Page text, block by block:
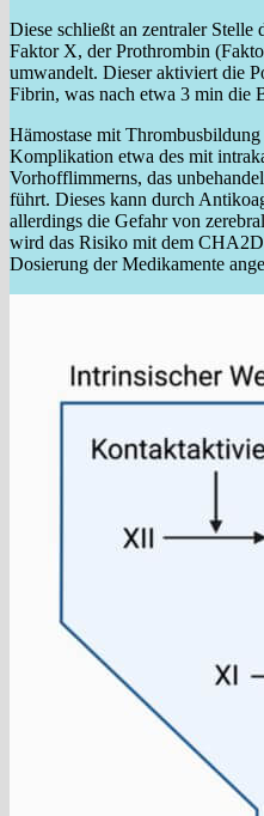
Diese schließt an zentraler Stelle
Faktor X, der Prothrombin
umwandelt. Dieser aktiviert die
Fibrin, was nach etwa 3 min die
Hämostase mit
Komplikation etwa des mit
Vorhofflimmerns, das
führt. Dieses kann durch
allerdings die Gefahr von
wird das Risiko mit dem
Dosierung der Medikamente